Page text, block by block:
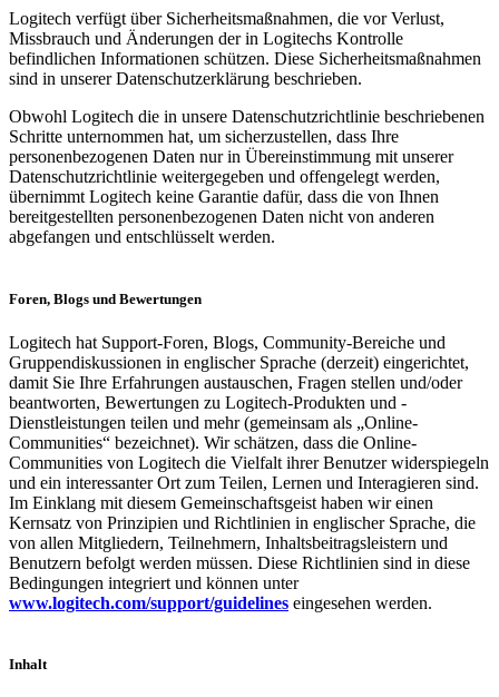
Logitech verfügt über Sicherheitsmaßnahmen, die vor Verlust,
Missbrauch und Änderungen der in Logitechs Kontrolle
befindlichen Informationen schützen. Diese Sicherheitsmaßnahmen
sind in unserer Datenschutzerklärung beschrieben.
Obwohl Logitech die in unsere Datenschutzrichtlinie beschriebenen
Schritte unternommen hat, um sicherzustellen, dass Ihre
personenbezogenen Daten nur in Übereinstimmung mit unserer
Datenschutzrichtlinie weitergegeben und offengelegt werden,
übernimmt Logitech keine Garantie dafür, dass die von Ihnen
bereitgestellten personenbezogenen Daten nicht von anderen
abgefangen und entschlüsselt werden.
Foren, Blogs und Bewertungen
Logitech hat Support-Foren, Blogs, Community-Bereiche und
Gruppendiskussionen in englischer Sprache (derzeit) eingerichtet,
damit Sie Ihre Erfahrungen austauschen, Fragen stellen und/oder
beantworten, Bewertungen zu Logitech-Produkten und -
Dienstleistungen teilen und mehr (gemeinsam als „Online-
Communities“ bezeichnet). Wir schätzen, dass die Online-
Communities von Logitech die Vielfalt ihrer Benutzer widerspiegeln
und ein interessanter Ort zum Teilen, Lernen und Interagieren sind.
Im Einklang mit diesem Gemeinschaftsgeist haben wir einen
Kernsatz von Prinzipien und Richtlinien in englischer Sprache, die
von allen Mitgliedern, Teilnehmern, Inhaltsbeitragsleistern und
Benutzern befolgt werden müssen. Diese Richtlinien sind in diese
Bedingungen integriert und können unter
www.logitech.com/support/guidelines eingesehen werden.
Inhalt